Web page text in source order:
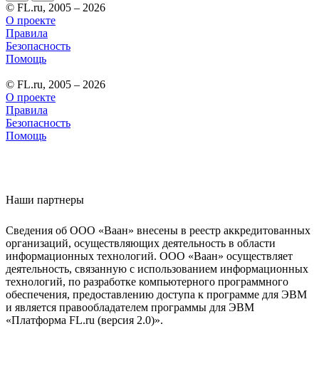
© FL.ru, 2005 – 2026
О проекте
Правила
Безопасность
Помощь
© FL.ru, 2005 – 2026
О проекте
Правила
Безопасность
Помощь
Наши партнеры
Сведения об ООО «Ваан» внесены в реестр аккредитованных
организаций, осуществляющих деятельность в области
информационных технологий. ООО «Ваан» осуществляет
деятельность, связанную с использованием информационных
технологий, по разработке компьютерного программного
обеспечения, предоставлению доступа к программе для ЭВМ
и является правообладателем программы для ЭВМ
«Платформа FL.ru (версия 2.0)».